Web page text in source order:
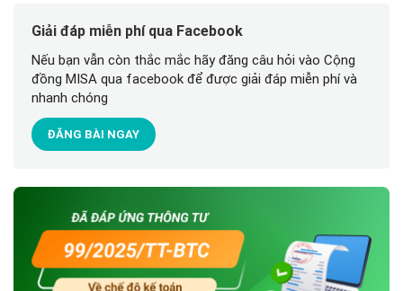
Giải đáp miễn phí qua Facebook
Nếu bạn vẫn còn thắc mắc hãy đăng câu hỏi vào Cộng
đồng MISA qua facebook để được giải đáp miễn phí và
nhanh chóng
ĐĂNG BÀI NGAY